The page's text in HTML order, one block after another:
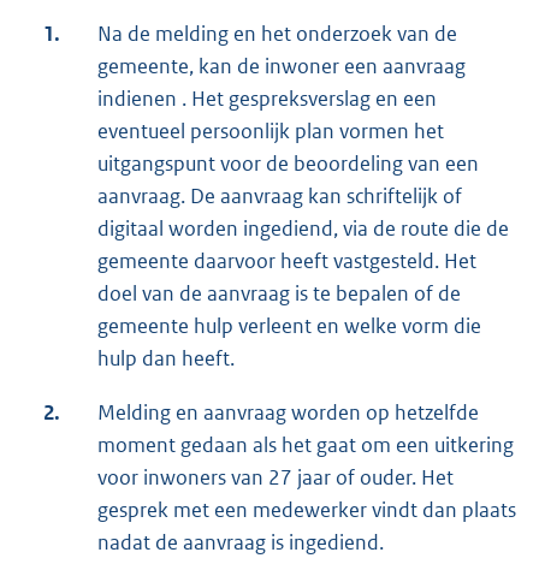
1.
Na de melding en het onderzoek van de
gemeente, kan de inwoner een aanvraag
indienen . Het gespreksverslag en een
eventueel persoonlijk plan vormen het
uitgangspunt voor de beoordeling van een
aanvraag. De aanvraag kan schriftelijk of
digitaal worden ingediend, via de route die de
gemeente daarvoor heeft vastgesteld. Het
doel van de aanvraag is te bepalen of de
gemeente hulp verleent en welke vorm die
hulp dan heeft.
2.
Melding en aanvraag worden op hetzelfde
moment gedaan als het gaat om een uitkering
voor inwoners van 27 jaar of ouder. Het
gesprek met een medewerker vindt dan plaats
nadat de aanvraag is ingediend.